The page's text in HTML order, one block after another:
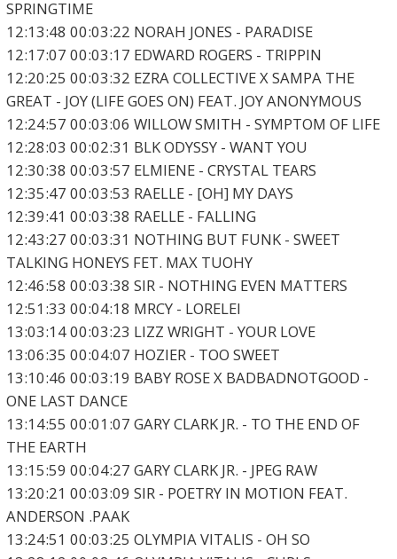
SPRINGTIME
12:13:48 00:03:22 NORAH JONES - PARADISE
12:17:07 00:03:17 EDWARD ROGERS - TRIPPIN
12:20:25 00:03:32 EZRA COLLECTIVE X SAMPA THE
GREAT - JOY (LIFE GOES ON) FEAT. JOY ANONYMOUS
12:24:57 00:03:06 WILLOW SMITH - SYMPTOM OF LIFE
12:28:03 00:02:31 BLK ODYSSY - WANT YOU
12:30:38 00:03:57 ELMIENE - CRYSTAL TEARS
12:35:47 00:03:53 RAELLE - [OH] MY DAYS
12:39:41 00:03:38 RAELLE - FALLING
12:43:27 00:03:31 NOTHING BUT FUNK - SWEET
TALKING HONEYS FET. MAX TUOHY
12:46:58 00:03:38 SIR - NOTHING EVEN MATTERS
12:51:33 00:04:18 MRCY - LORELEI
13:03:14 00:03:23 LIZZ WRIGHT - YOUR LOVE
13:06:35 00:04:07 HOZIER - TOO SWEET
13:10:46 00:03:19 BABY ROSE X BADBADNOTGOOD -
ONE LAST DANCE
13:14:55 00:01:07 GARY CLARK JR. - TO THE END OF
THE EARTH
13:15:59 00:04:27 GARY CLARK JR. - JPEG RAW
13:20:21 00:03:09 SIR - POETRY IN MOTION FEAT.
ANDERSON .PAAK
13:24:51 00:03:25 OLYMPIA VITALIS - OH SO